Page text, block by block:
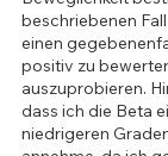
beschriebenen
einen
positiv zu
auszuprobieren.
dass ich die Beta
niedrigeren